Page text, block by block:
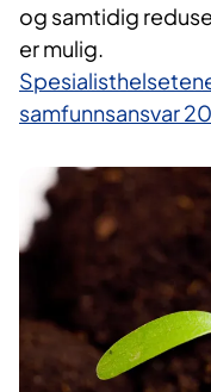
og samtidig
er mulig.
samfunnsansvar